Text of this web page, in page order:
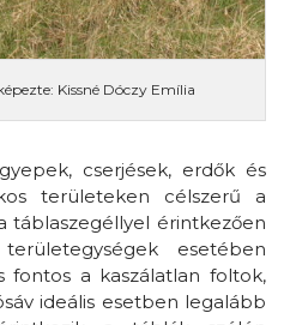
Kissné Dóczy Emília
cserjések, erdők és
területeken célszerű a
táblaszegéllyel érintkezően
esetében
a kaszálatlan foltok,
ideális esetben legalább